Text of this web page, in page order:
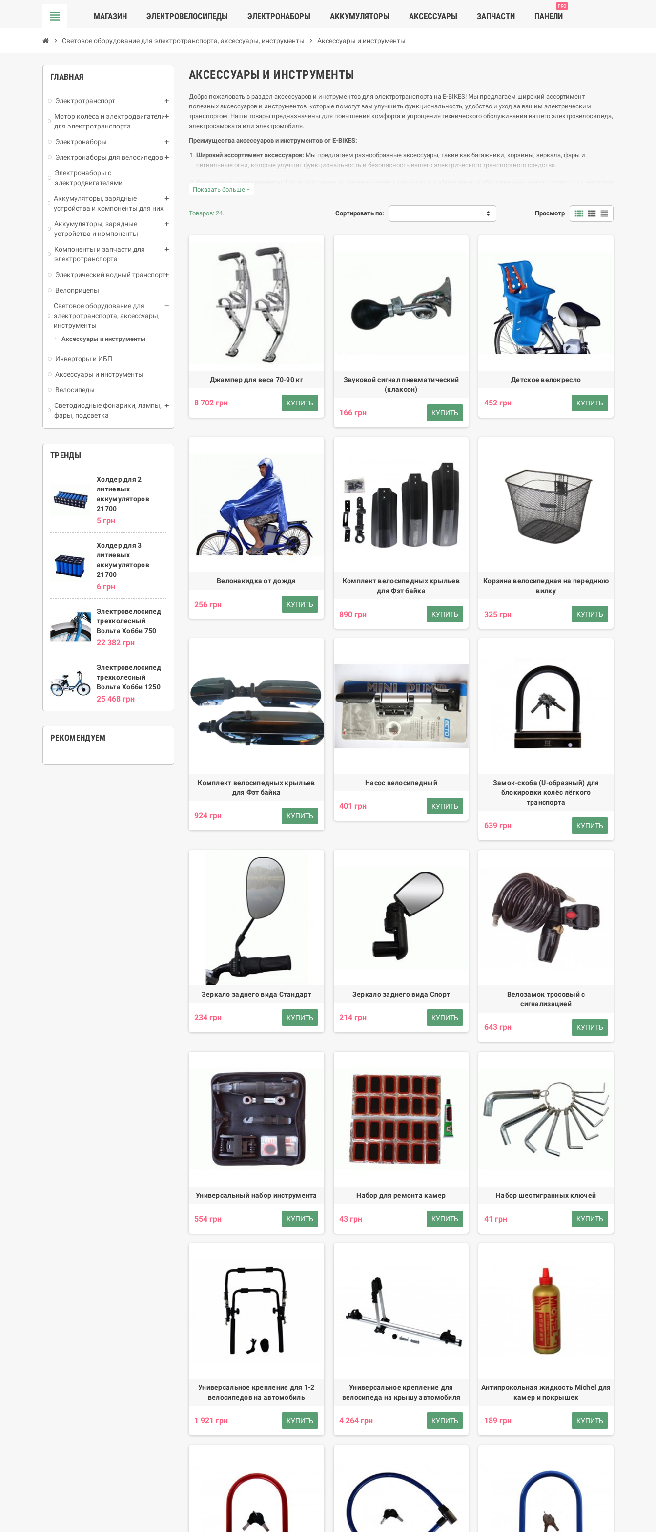
view_headline МАГАЗИН ЭЛЕКТРОВЕЛОСИПЕДЫ ЭЛЕКТРОНАБОРЫ АККУМУЛЯТОРЫ АКСЕССУАРЫ ЗАПЧАСТИ ПАНЕЛИ
PRO
chevron_right Световое оборудование для электротранспорта, аксессуары, инструменты chevron_right Аксессуары и инструменты
ГЛАВНАЯ
Электротранспорт
Мотор колёса и электродвигатели
для электротранспорта
Электронаборы
Электронаборы для велосипедов
Электронаборы с
электродвигателями
Аккумуляторы, зарядные
устройства и компоненты для них
Аккумуляторы, зарядные
устройства и компоненты
Компоненты и запчасти для
электротранспорта
Электрический водный транспорт
Велоприцепы
Световое оборудование для
электротранспорта, аксессуары,
инструменты
Аксессуары и инструменты
Инверторы и ИБП
Аксессуары и инструменты
Велосипеды
Светодиодные фонарики, лампы,
фары, подсветка
ТРЕНДЫ
Холдер для 2
литиевых
аккумуляторов
21700
5 грн
Холдер для 3
литиевых
аккумуляторов
21700
6 грн
Электровелосипед
трехколесный
Вольта Хобби 750
22 382 грн
Электровелосипед
трехколесный
Вольта Хобби 1250
25 468 грн
РЕКОМЕНДУЕМ
АКСЕССУАРЫ И ИНСТРУМЕНТЫ
Добро пожаловать в раздел аксессуаров и инструментов для электротранспорта на E-BIKES! Мы предлагаем широкий ассортимент
полезных аксессуаров и инструментов, которые помогут вам улучшить функциональность, удобство и уход за вашим электрическим
транспортом. Наши товары предназначены для повышения комфорта и упрощения технического обслуживания вашего электровелосипеда,
электросамоката или электромобиля.
Преимущества аксессуаров и инструментов от E-BIKES:
Широкий ассортимент аксессуаров: Мы предлагаем разнообразные аксессуары, такие как багажники, корзины, зеркала, фары и
сигнальные огни, которые улучшат функциональность и безопасность вашего электрического транспортного средства.
наборы для ремонта, насосы, мультитулы и ключи, что упрощает техническое обслуживание и настройку.
Удобство и простота использования:
Аксессуары и инструменты разработаны с учетом удобства и простоты использования, что
обеспечивает комфорт при эксплуатации и обслуживании вашего транспортного средства.
срок службы, даже при интенсивном использовании.
Эстетичный дизайн:
Мы предлагаем аксессуары с современным и стильным дизайном, который гармонично вписывается в внешний
вид вашего электрического транспортного средства.
Функциональность и универсальность:
Наши аксессуары и инструменты подходят для различных типов электротранспорта, включая
электровелосипеды, электросамокаты и электромобили, что обеспечивает гибкость и универсальность использования.
Легкость установки и замены:Аксессуары легко устанавливаются и заменяются, что позволяет быстро адаптировать транспортное
средство под ваши нужды и предпочтения.
Удобное хранение и переноска:
Многие инструменты и аксессуары снабжены удобными чехлами и креплениями, что упрощает их
хранение и переноску.
Мы также предлагаем постпродажное обслуживание и поддержку.
У нас есть всё необходимое для улучшения вашего электрического транспорта, от простых аксессуаров до
специализированных инструментов, обеспечивая вам все для комфортной и безопасной эксплуатации.
Показать больше expand_more
Сортировать по: Просмотр view_comfy view_list view_headline
Товаров: 24.
Джампер для веса 70-90 кг
8 702 грн КУПИТЬ
Звуковой сигнал пневматический
(клаксон)
166 грн КУПИТЬ
Детское велокресло
452 грн КУПИТЬ
Велонакидка от дождя
256 грн КУПИТЬ
Комплект велосипедных крыльев
для Фэт байка
890 грн КУПИТЬ
Корзина велосипедная на переднюю
вилку
325 грн КУПИТЬ
Комплект велосипедных крыльев
для Фэт байка
924 грн КУПИТЬ
Насос велосипедный
401 грн КУПИТЬ
Замок-скоба (U-образный) для
блокировки колёс лёгкого
транспорта
639 грн КУПИТЬ
Зеркало заднего вида Стандарт
234 грн КУПИТЬ
Зеркало заднего вида Спорт
214 грн КУПИТЬ
Велозамок тросовый с
сигнализацией
643 грн КУПИТЬ
Универсальный набор инструмента
554 грн КУПИТЬ
Набор для ремонта камер
43 грн КУПИТЬ
Набор шестигранных ключей
41 грн КУПИТЬ
Универсальное крепление для 1-2
велосипедов на автомобиль
1 921 грн КУПИТЬ
Универсальное крепление для
велосипеда на крышу автомобиля
4 264 грн КУПИТЬ
Антипрокольная жидкость Michel для
камер и покрышек
189 грн КУПИТЬ